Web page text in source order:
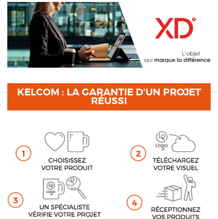
KELCOM : LA GARANTIE D'UN PROJET
RÉUSSI